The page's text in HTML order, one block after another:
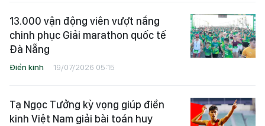
13.000 vận động viên vượt nắng
chinh phục Giải marathon quốc tế
Đà Nẵng
Điền kinh 19/07/2026 05:15
Tạ Ngọc Tưởng kỳ vọng giúp điền
kinh Việt Nam giải bài toán huy